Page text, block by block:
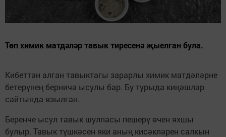
Төп химик матдәләр тавык тиресенә җыелган була.
Кибеттән алган тавыктагы зарарлы химик матдәләрне
бетерүнең берничә ысулы бар. Бу турыда киңәшләр
сайтында язылган.
Беренче ысул тавык шулпасы пешерү өчен яхшы
булыр. Тавык түшкәсен яки аның кисәкләрен салкын